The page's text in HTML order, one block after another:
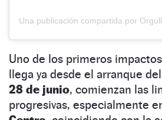
Uno de los primeros
llega ya desde el arranque
28 de junio, comienzan las
progresivas, especialmente